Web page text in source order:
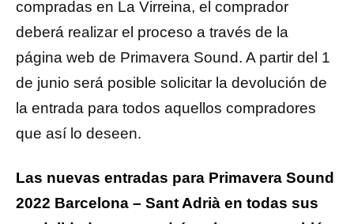
compradas en La Virreina, el comprador
deberá realizar el proceso a través de la
página web de Primavera Sound. A partir del 1
de junio será posible solicitar la devolución de
la entrada para todos aquellos compradores
que así lo deseen.
Las nuevas entradas para Primavera Sound
2022 Barcelona – Sant Adrià en todas sus